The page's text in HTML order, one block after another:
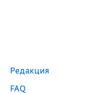
Редакция
FAQ